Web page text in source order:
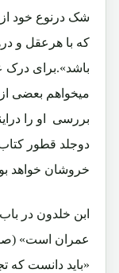
شک درنوع خود از
که با هرعقل و
باشد».برای
میخواهم بعضی
بررسی او را
دوجلد قطور
خروشان خواهد
ابن خلدون در
«باید دانست که